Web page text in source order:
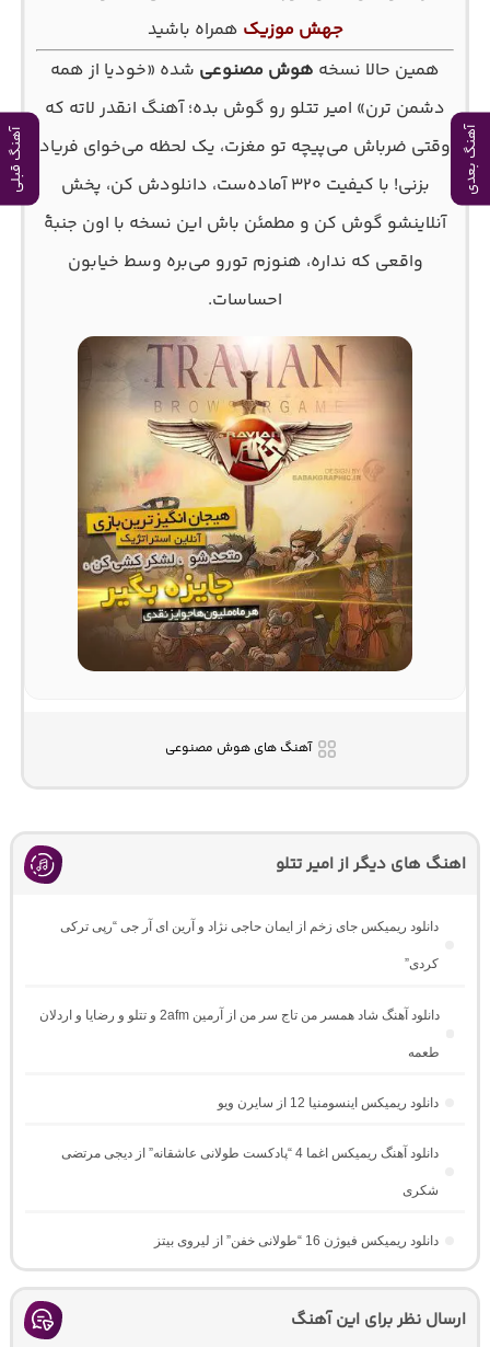
آهنگ بعدی آهنگ قبلی
جهش موزیک همراه باشید
همین حالا نسخه هوش مصنوعی‌ شده «خودیا از همه
دشمن ترن» امیر تتلو رو گوش بده؛ آهنگ انقدر لاته که
وقتی ضرباش می‌پیچه تو مغزت، یک لحظه می‌خوای فریاد
بزنی! با کیفیت ۳۲۰ آماده‌ست، دانلودش کن، پخش
آنلاینشو گوش کن و مطمئن باش این نسخه با اون جنبهٔ
واقعی که نداره، هنوزم تورو می‌بره وسط خیابون
احساسات.
آهنگ های هوش مصنوعی
اهنگ های دیگر از امیر تتلو
دانلود ریمیکس جای زخم از ایمان حاجی نژاد و آرین ای آر جی “رپی ترکی
کردی”
دانلود آهنگ شاد همسر من تاج سر من از آرمین 2afm و تتلو و رضایا و اردلان
طعمه
دانلود ریمیکس اینسومنیا 12 از سایرن ویو
دانلود آهنگ ریمیکس اغما 4 “پادکست طولانی عاشقانه” از دیجی مرتضی
شکری
دانلود ریمیکس فیوژن 16 “طولانی خفن” از لیروی بیتز
ارسال نظر برای این آهنگ